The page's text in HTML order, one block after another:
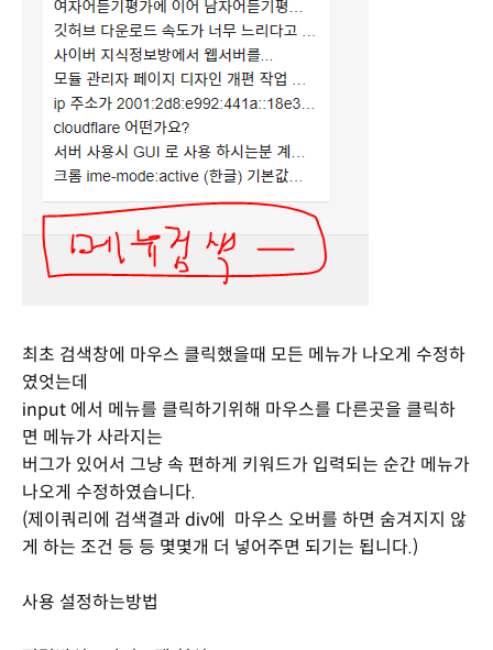
최초 검색창에 마우스 클릭했을때 모든 메뉴가 나오게 수정하
였엇는데
input 에서 메뉴를 클릭하기위해 마우스를 다른곳을 클릭하
면 메뉴가 사라지는
버그가 있어서 그냥 속 편하게 키워드가 입력되는 순간 메뉴가
나오게 수정하였습니다.
(제이쿼리에 검색결과 div에 마우스 오버를 하면 숨겨지지 않
게 하는 조건 등 등 몇몇개 더 넣어주면 되기는 됩니다.)
사용 설정하는방법